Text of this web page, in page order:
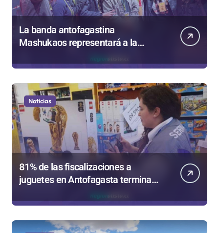
La banda antofagastina
Mashukaos representará a la
de Valparaíso
Noticias
81% de las fiscalizaciones a
juguetes en Antofagasta termina
en sumarios sanitarios